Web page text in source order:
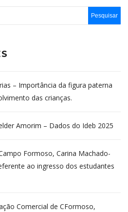
– Importância da figura paterna
das crianças.
Amorim – Dados do Ideb 2025
Formoso, Carina Machado-
ao ingresso dos estudantes
Comercial de CFormoso,